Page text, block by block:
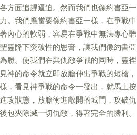
方面追趕逼迫。然而我們也像約書亞一
。我們應當要像約書亞一樣，在爭戰中
內心的軟弱，容易在爭戰中無法專心聽
靈降下突破性的恩膏，讓我們像約書亞
勝。使我們在與仇敵爭戰的同時，靈裡
神的命令就立即放膽伸出爭戰的短槍，
，看見神爭戰的命令一發出，就馬上按
攻狀態，放膽衝進敞開的城門，攻破仇
夾除滅一切仇敵，得著完全的勝利。